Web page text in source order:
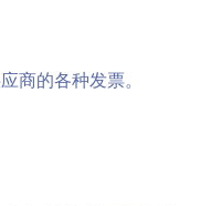
商的各种发票。